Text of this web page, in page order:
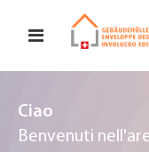
contenuto
principale
Ciao
Benvenuti